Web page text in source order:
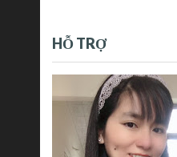
HỖ TRỢ